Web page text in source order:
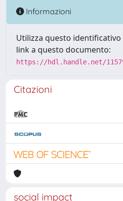
Informazioni
Utilizza questo
link a questo documento:
https://hdl.handle.net/
Citazioni
social impact